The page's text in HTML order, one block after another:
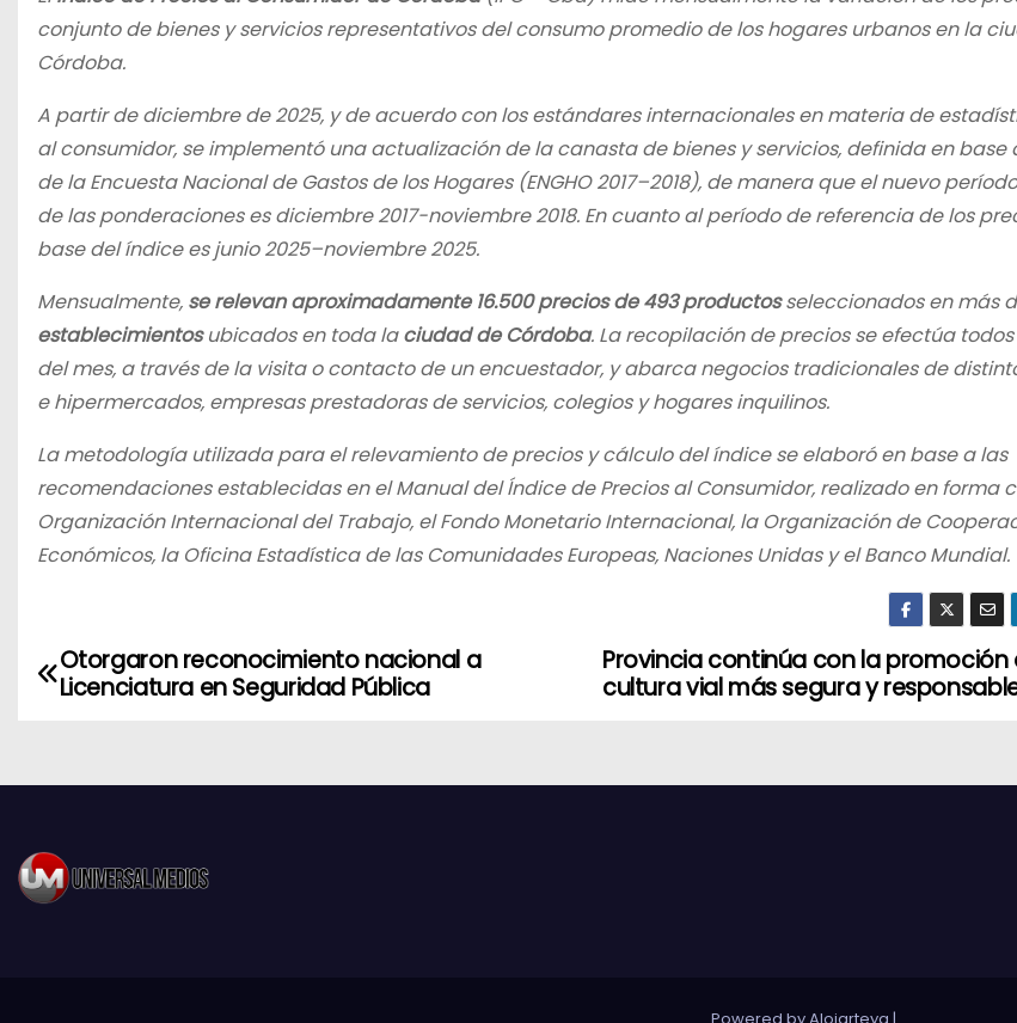
conjunto de bienes y servicios representativos del consumo promedio de los hogares urbanos en la
Córdoba.
A partir de diciembre de 2025, y de acuerdo con los estándares internacionales en materia de
al consumidor, se implementó una actualización de la canasta de bienes y servicios, definida en base
de la Encuesta Nacional de Gastos de los Hogares (ENGHO 2017–2018), de manera que el nuevo
de las ponderaciones es diciembre 2017-noviembre 2018. En cuanto al período de referencia de los
base del índice es junio 2025–noviembre 2025.
Mensualmente, se relevan aproximadamente 16.500 precios de 493 productosseleccionados en más
establecimientosubicados en toda laciudad de Córdoba. La recopilación de precios se efectúa
del mes, a través de la visita o contacto de un encuestador, y abarca negocios tradicionales de
e hipermercados, empresas prestadoras de servicios, colegios y hogares inquilinos.
La metodología utilizada para el relevamiento de precios y cálculo del índice se elaboró en base a las
recomendaciones establecidas en el Manual del Índice de Precios al Consumidor, realizado en forma
Organización Internacional del Trabajo, el Fondo Monetario Internacional, la Organización de
Económicos, la Oficina Estadística de las Comunidades Europeas, Naciones Unidas y el Banco Mundial.
N
g
Provincia continúa con la promoción
cultura vial más segura y
Otorgaron reconocimiento nacional a
Licenciatura en Seguridad Pública
Powered by Alojarteya |